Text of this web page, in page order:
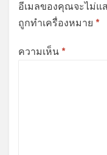
อีเมลของคุณจะไม่แ
ถูกทำเครื่องหมาย *
ความเห็น *